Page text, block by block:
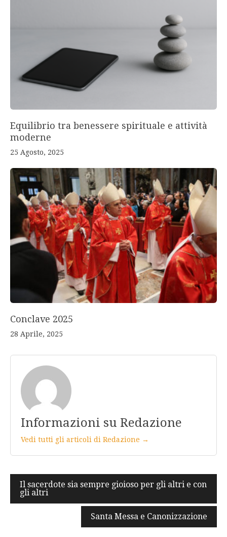
Equilibrio tra benessere spirituale e attività
moderne
25 Agosto, 2025
Conclave 2025
28 Aprile, 2025
Informazioni su Redazione
Vedi tutti gli articoli di Redazione →
Navigazione
articoli
Il sacerdote sia sempre gioioso per gli altri e con
gli altri
Santa Messa e Canonizzazione